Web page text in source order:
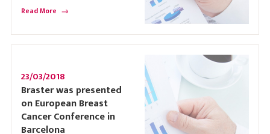
Read More
23/03/2018
Braster was presented
on European Breast
Cancer Conference in
Barcelona